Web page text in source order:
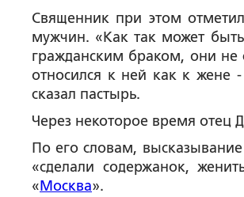
Священник при этом
мужчин. «Как так может
гражданским браком, они не
относился к ней как к жене -
сказал пастырь.
Через некоторое время отец
По его словам,
«сделали содержанок,
« Москва».